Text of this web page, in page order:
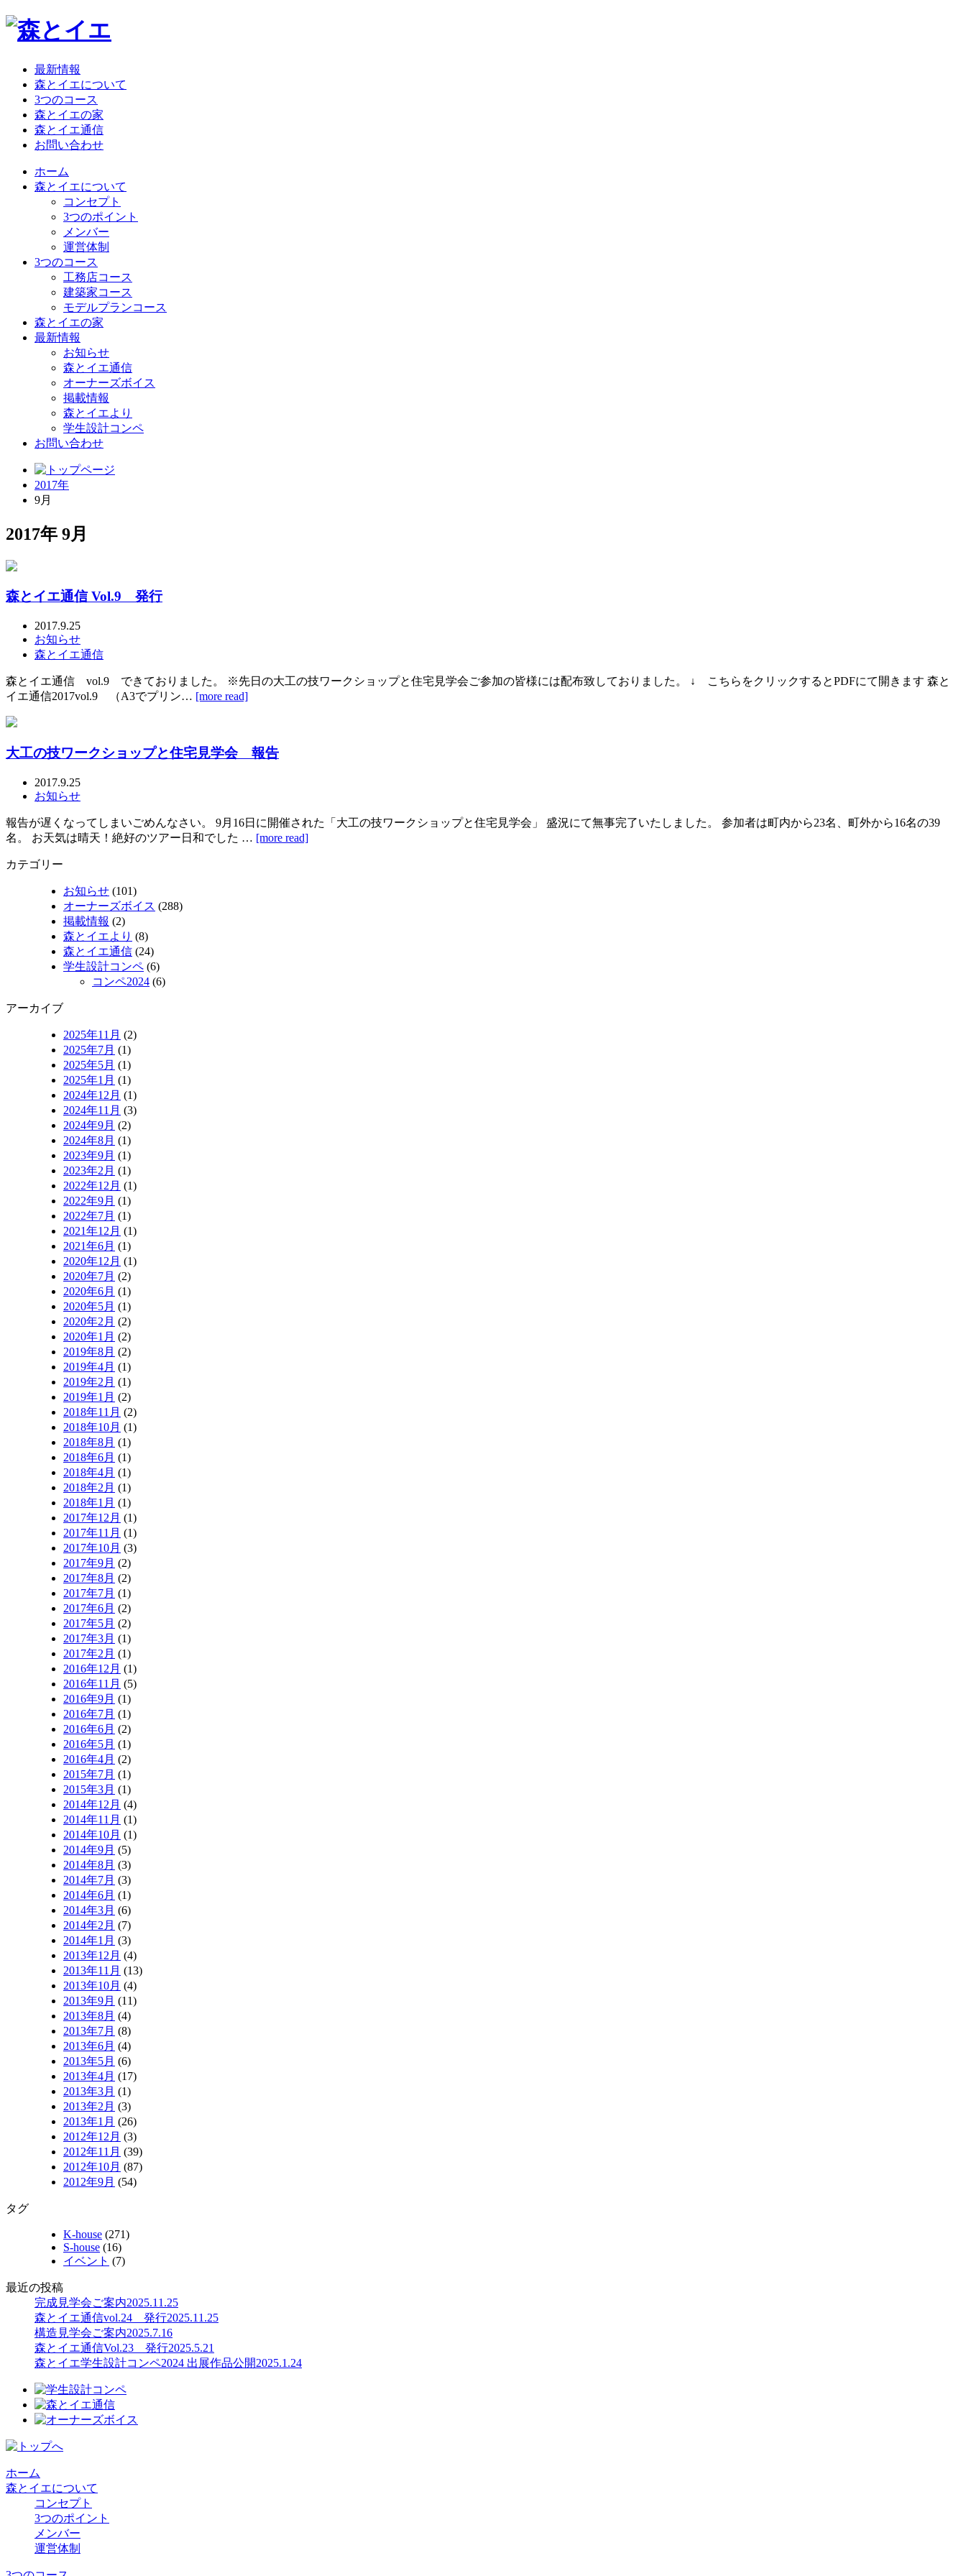
最新情報
森とイエについて
3つのコース
森とイエの家
森とイエ通信
お問い合わせ
ホーム
森とイエについて
コンセプト
3つのポイント
メンバー
運営体制
3つのコース
工務店コース
建築家コース
モデルプランコース
森とイエの家
最新情報
お知らせ
森とイエ通信
オーナーズボイス
掲載情報
森とイエより
学生設計コンペ
お問い合わせ
2017年
9月
2017年 9月
森とイエ通信 Vol.9 発行
2017.9.25
お知らせ
森とイエ通信
森とイエ通信 vol.9 できておりました。 ※先日の大工の技ワークショップと住宅見学会ご参加の皆様には配布致しておりました。 ↓ こちらをクリックするとPDFにて開きます 森と
イエ通信2017vol.9 （A3でプリン… [more read]
大工の技ワークショップと住宅見学会 報告
2017.9.25
お知らせ
報告が遅くなってしまいごめんなさい。 9月16日に開催された「大工の技ワークショップと住宅見学会」 盛況にて無事完了いたしました。 参加者は町内から23名、町外から16名の39
名。 お天気は晴天！絶好のツアー日和でした … [more read]
カテゴリー
お知らせ (101)
オーナーズボイス (288)
掲載情報 (2)
森とイエより (8)
森とイエ通信 (24)
学生設計コンペ (6)
コンペ2024 (6)
アーカイブ
2025年11月 (2)
2025年7月 (1)
2025年5月 (1)
2025年1月 (1)
2024年12月 (1)
2024年11月 (3)
2024年9月 (2)
2024年8月 (1)
2023年9月 (1)
2023年2月 (1)
2022年12月 (1)
2022年9月 (1)
2022年7月 (1)
2021年12月 (1)
2021年6月 (1)
2020年12月 (1)
2020年7月 (2)
2020年6月 (1)
2020年5月 (1)
2020年2月 (2)
2020年1月 (2)
2019年8月 (2)
2019年4月 (1)
2019年2月 (1)
2019年1月 (2)
2018年11月 (2)
2018年10月 (1)
2018年8月 (1)
2018年6月 (1)
2018年4月 (1)
2018年2月 (1)
2018年1月 (1)
2017年12月 (1)
2017年11月 (1)
2017年10月 (3)
2017年9月 (2)
2017年8月 (2)
2017年7月 (1)
2017年6月 (2)
2017年5月 (2)
2017年3月 (1)
2017年2月 (1)
2016年12月 (1)
2016年11月 (5)
2016年9月 (1)
2016年7月 (1)
2016年6月 (2)
2016年5月 (1)
2016年4月 (2)
2015年7月 (1)
2015年3月 (1)
2014年12月 (4)
2014年11月 (1)
2014年10月 (1)
2014年9月 (5)
2014年8月 (3)
2014年7月 (3)
2014年6月 (1)
2014年3月 (6)
2014年2月 (7)
2014年1月 (3)
2013年12月 (4)
2013年11月 (13)
2013年10月 (4)
2013年9月 (11)
2013年8月 (4)
2013年7月 (8)
2013年6月 (4)
2013年5月 (6)
2013年4月 (17)
2013年3月 (1)
2013年2月 (3)
2013年1月 (26)
2012年12月 (3)
2012年11月 (39)
2012年10月 (87)
2012年9月 (54)
タグ
K-house (271)
S-house (16)
イベント (7)
最近の投稿
完成見学会ご案内2025.11.25
森とイエ通信vol.24 発行2025.11.25
構造見学会ご案内2025.7.16
森とイエ通信Vol.23 発行2025.5.21
森とイエ学生設計コンペ2024 出展作品公開2025.1.24
ホーム
森とイエについて
コンセプト
3つのポイント
メンバー
運営体制